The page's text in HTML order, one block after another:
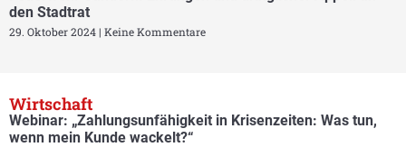
den Stadtrat
29. Oktober 2024 Keine Kommentare
Wirtschaft
Webinar: „Zahlungsunfähigkeit in Krisenzeiten: Was tun,
wenn mein Kunde wackelt?“